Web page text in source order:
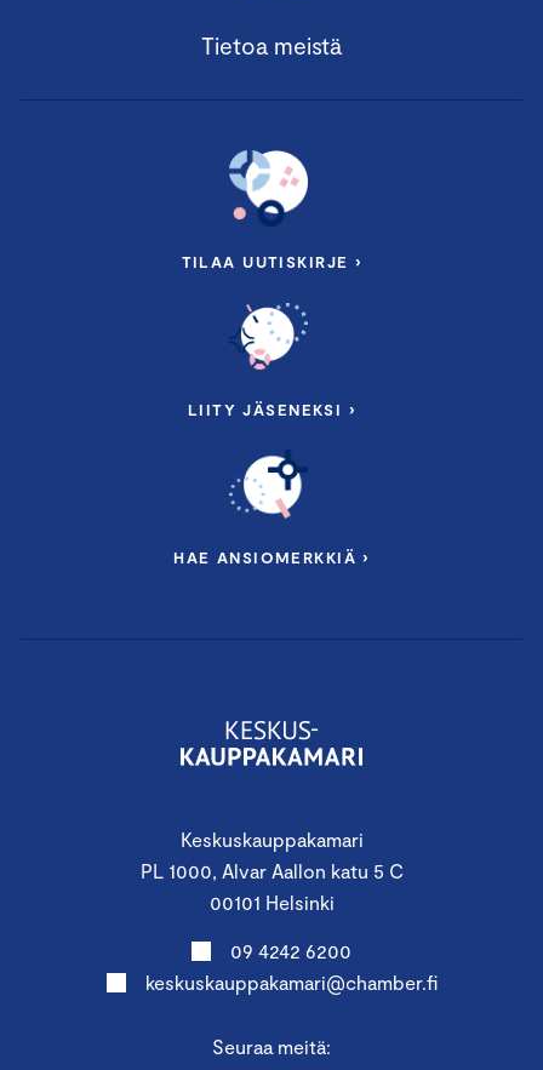
Keskuskauppakamari
PL 1000, Alvar Aallon katu 5 C
00101 Helsinki
09 4242 6200
keskuskauppakamari@chamber.fi
Seuraa meitä:
Tietoa meistä
TILAA UUTISKIRJE ›
LIITY JÄSENEKSI ›
HAE ANSIOMERKKIÄ ›